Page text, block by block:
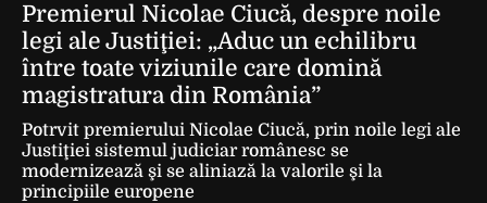
Premierul Nicolae Ciucă, despre noile
legi ale Justiţiei: „Aduc un echilibru
între toate viziunile care domină
magistratura din România”
Potrvit premierului Nicolae Ciucă, prin noile legi ale
Justiţiei sistemul judiciar românesc se
modernizează şi se aliniază la valorile şi la
principiile europene